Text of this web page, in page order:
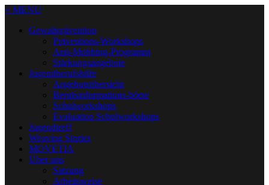
+ MENU
Gewaltprävention
Präventions-Workshops
Anti-Mobbing-Programm
Stärkungsangebote
Jugendberufshilfe
Angebotsübersicht
Berufsinformations-börse
Schulworkshops
Evaluation Schulworkshops
Jugendtreff
Weaving Stories
MOVETIA
Über uns
Satzung
Arbeitsweise